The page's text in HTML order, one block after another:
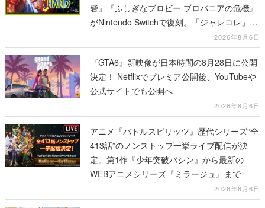
砦』『ふしぎなブロビー ブロバニアの危機』
がNintendo Switchで復刻。「ジャレコレ」シ
2026年8月6日
『GTA6』新映像が日本時間の8月28日に公開
決定！ Netflixでプレミア公開後、YouTubeや
公式サイトでも公開へ
2026年8月6日
アニメ『バトルスピリッツ』歴代シリーズ“全
413話”のノンストップ一挙ライブ配信が決
定。第1作『少年突破バシン』から最新の
WEBアニメシリーズ『ミラージュ』まで
2026年8月6日